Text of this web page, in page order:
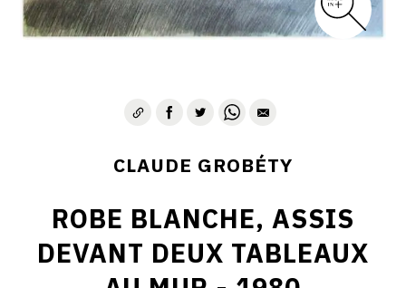
CLAUDE GROBÉTY
ROBE BLANCHE, ASSIS
DEVANT DEUX TABLEAUX